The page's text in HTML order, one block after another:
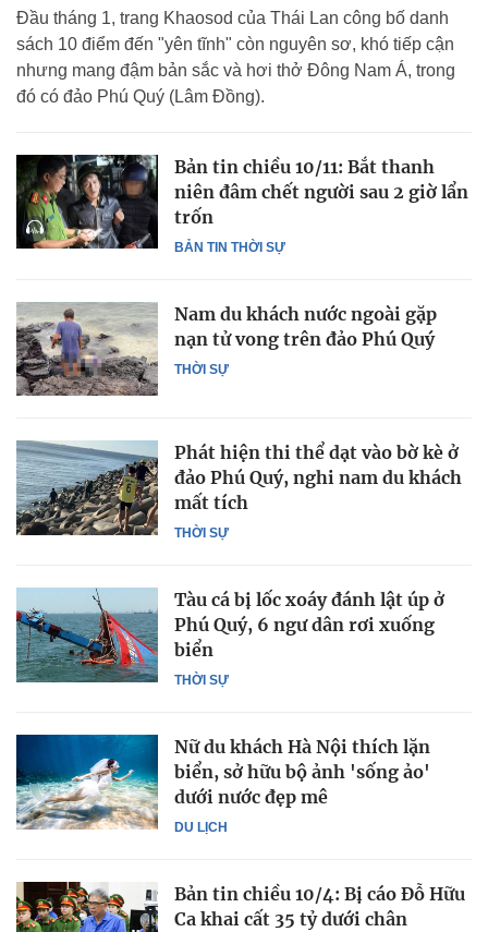
Đầu tháng 1, trang Khaosod của Thái Lan công bố danh
sách 10 điểm đến "yên tĩnh" còn nguyên sơ, khó tiếp cận
nhưng mang đậm bản sắc và hơi thở Đông Nam Á, trong
đó có đảo Phú Quý (Lâm Đồng).
BẢN TIN THỜI SỰ
Bản tin chiều 10/11: Bắt thanh
niên đâm chết người sau 2 giờ lẩn
trốn
THỜI SỰ
Nam du khách nước ngoài gặp
nạn tử vong trên đảo Phú Quý
THỜI SỰ
Phát hiện thi thể dạt vào bờ kè ở
đảo Phú Quý, nghi nam du khách
mất tích
THỜI SỰ
Tàu cá bị lốc xoáy đánh lật úp ở
Phú Quý, 6 ngư dân rơi xuống
biển
DU LỊCH
Nữ du khách Hà Nội thích lặn
biển, sở hữu bộ ảnh 'sống ảo'
dưới nước đẹp mê
Bản tin chiều 10/4: Bị cáo Đỗ Hữu
Ca khai cất 35 tỷ dưới chân